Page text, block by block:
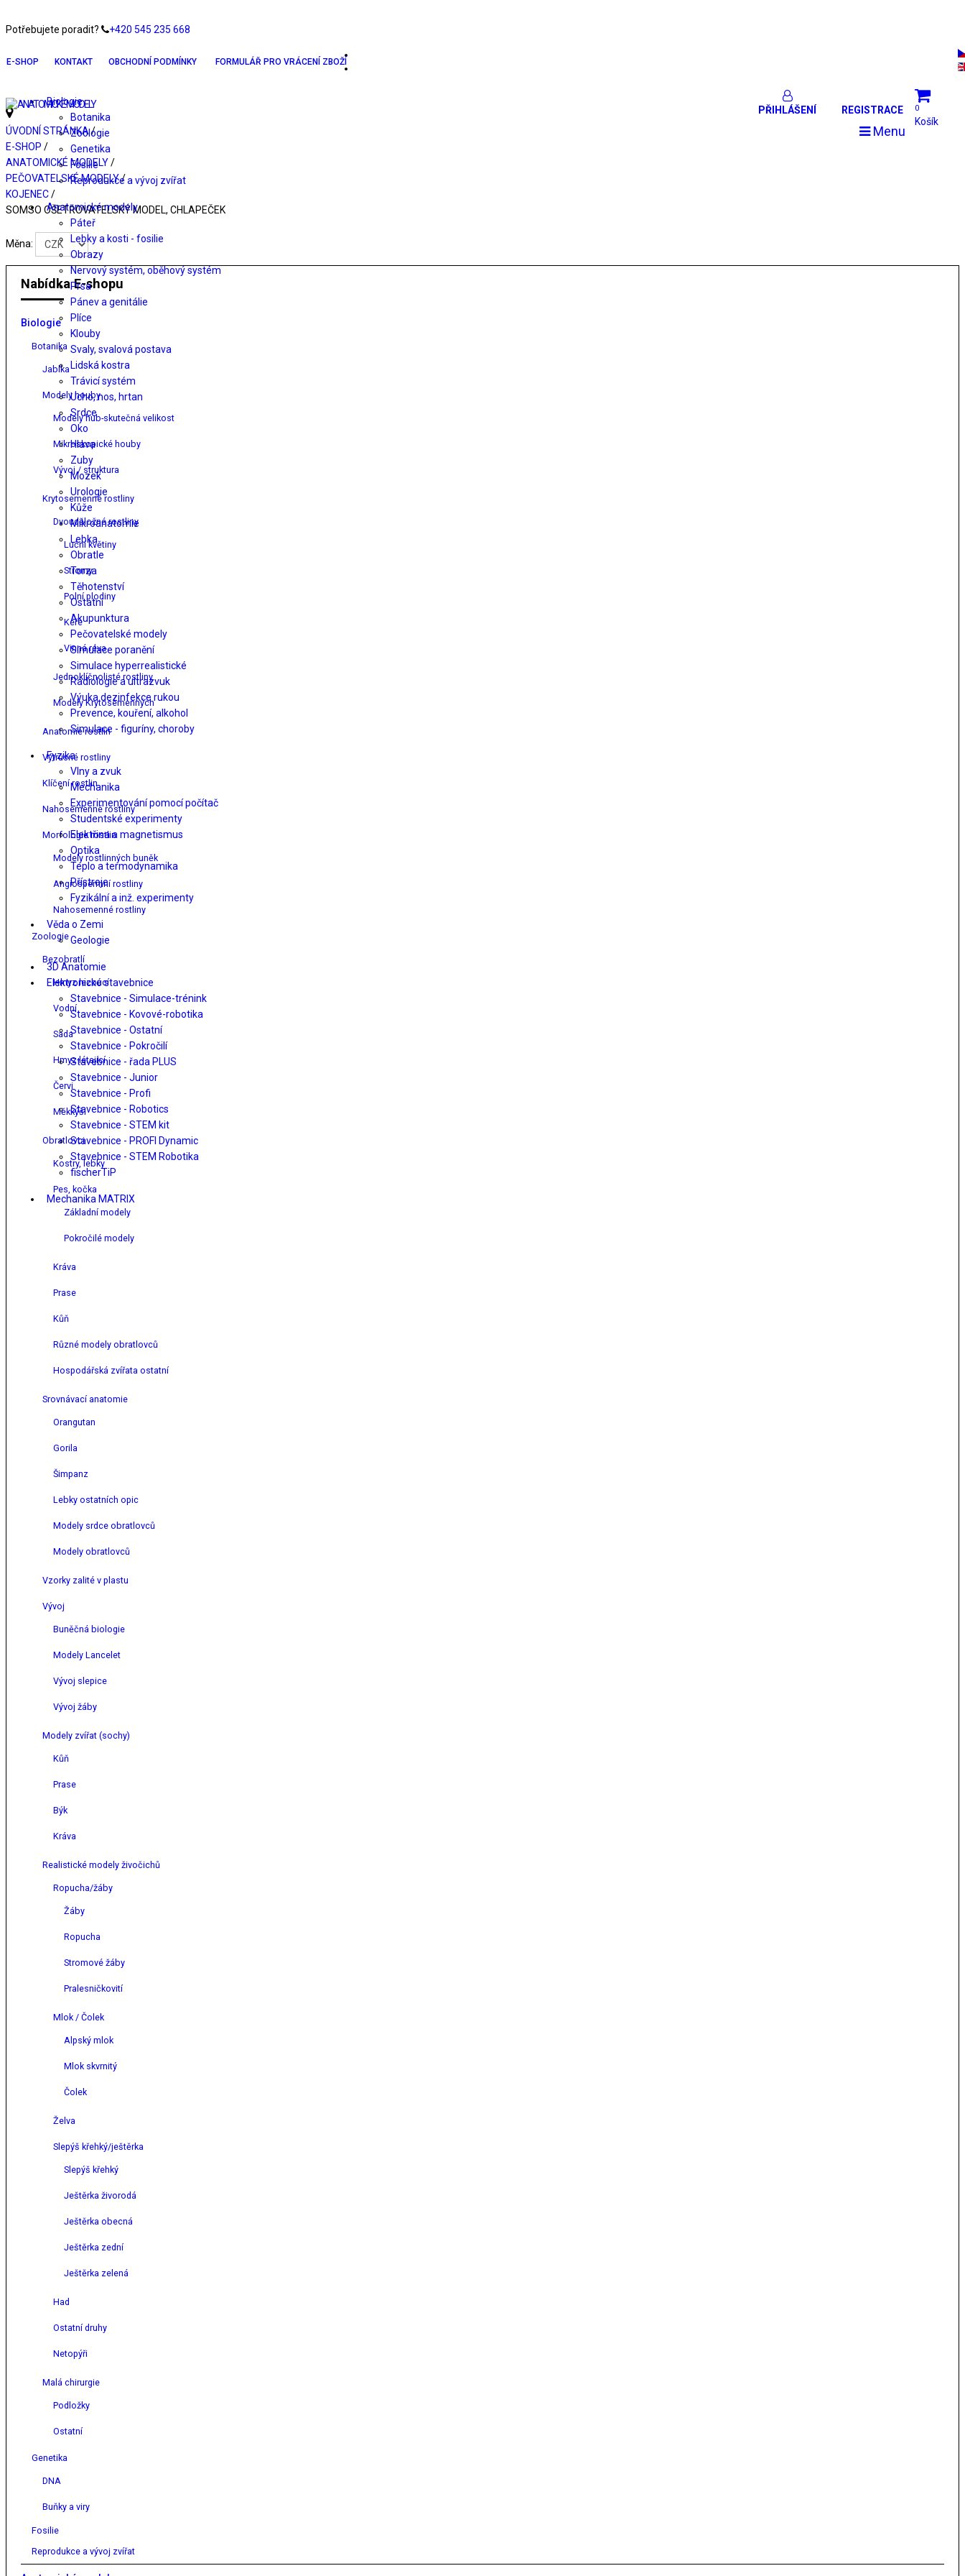
Potřebujete poradit? +420 545 235 668
E-SHOP KONTAKT OBCHODNÍ PODMÍNKY FORMULÁŘ PRO VRÁCENÍ ZBOŽÍ
0
Košík
PŘIHLÁŠENÍ REGISTRACE
Biologie
Botanika
Zoologie
Genetika
Fosilie
Reprodukce a vývoj zvířat
Anatomické modely
Páteř
Lebky a kosti - fosilie
Obrazy
Nervový systém, oběhový systém
Prsa
Pánev a genitálie
Plíce
Klouby
Svaly, svalová postava
Lidská kostra
Trávicí systém
Ucho, nos, hrtan
Srdce
Oko
Hlava
Zuby
Mozek
Urologie
Kůže
Mikroanatomie
Lebka
Obratle
Torza
Těhotenství
Ostatní
Akupunktura
Pečovatelské modely
Simulace poranění
Simulace hyperrealistické
Radiologie a ultrazvuk
Výuka dezinfekce rukou
Prevence, kouření, alkohol
Simulace - figuríny, choroby
Fyzika
Vlny a zvuk
Mechanika
Experimentování pomocí počítač
Studentské experimenty
Elektřina a magnetismus
Optika
Teplo a termodynamika
Přístroje
Fyzikální a inž. experimenty
Věda o Zemi
Geologie
3D Anatomie
Elektronické stavebnice
Stavebnice - Simulace-trénink
Stavebnice - Kovové-robotika
Stavebnice - Ostatní
Stavebnice - Pokročilí
Stavebnice - řada PLUS
Stavebnice - Junior
Stavebnice - Profi
Stavebnice - Robotics
Stavebnice - STEM kit
Stavebnice - PROFI Dynamic
Stavebnice - STEM Robotika
fischerTiP
Mechanika MATRIX
Menu
ÚVODNÍ STRÁNKA/
E-SHOP /
ANATOMICKÉ MODELY/
PEČOVATELSKÉ MODELY/
KOJENEC/
SOMSO OŠETŘOVATELSKÝ MODEL, CHLAPEČEK
Měna:
Nabídka E-shopu
Biologie
Botanika
Jablka
Modely houby
Modely hub-skutečná velikost
Mikroskopické houby
Vývoj / struktura
Krytosemenné rostliny
Dvouděložné rostliny
Luční květiny
Stromy
Polní plodiny
Keře
Vinná réva
Jednoklíčnolisté rostliny
Modely Krytosemenných
Anatomie rostlin
Výtrusné rostliny
Klíčení rostlin
Nahosemenné rostliny
Morfologie rostlin
Modely rostlinných buněk
Angiospermní rostliny
Nahosemenné rostliny
Zoologie
Bezobratlí
Hmyz lezoucí
Vodní
Sada
Hmyz létající
Červi
Měkkýši
Obratlovci
Kostry, lebky
Pes, kočka
Základní modely
Pokročilé modely
Kráva
Prase
Kůň
Různé modely obratlovců
Hospodářská zvířata ostatní
Srovnávací anatomie
Orangutan
Gorila
Šimpanz
Lebky ostatních opic
Modely srdce obratlovců
Modely obratlovců
Vzorky zalité v plastu
Vývoj
Buněčná biologie
Modely Lancelet
Vývoj slepice
Vývoj žáby
Modely zvířat (sochy)
Kůň
Prase
Býk
Kráva
Realistické modely živočichů
Ropucha/žáby
Žáby
Ropucha
Stromové žáby
Pralesničkovití
Mlok / Čolek
Alpský mlok
Mlok skvrnitý
Čolek
Želva
Slepýš křehký/ještěrka
Slepýš křehký
Ještěrka živorodá
Ještěrka obecná
Ještěrka zední
Ještěrka zelená
Had
Ostatní druhy
Netopýři
Malá chirurgie
Podložky
Ostatní
Genetika
DNA
Buňky a viry
Fosilie
Reprodukce a vývoj zvířat